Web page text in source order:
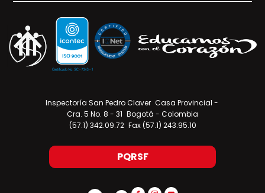
Inspectoría San Pedro Claver Casa Provincial -
Cra. 5 No. 8 - 31 Bogotá - Colombia
(57.1) 342.09.72 Fax (57.1) 243.95.10
PQRSF